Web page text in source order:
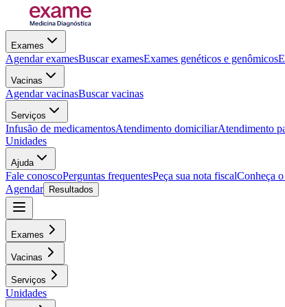
Exames
Agendar examesBuscar examesExames genéticos e genômicos
Vacinas
Agendar vacinasBuscar vacinas
Serviços
Infusão de medicamentosAtendimento domiciliarAtendimento
Unidades
Ajuda
Fale conoscoPerguntas frequentesPeça sua nota fiscalConheça
Agendar
Resultados
Exames
Vacinas
Serviços
Unidades